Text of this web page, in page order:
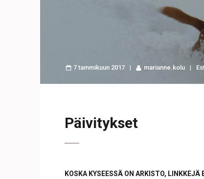
7 tammikuun 2017 marianne.kolu
Päivitykset
KOSKA KYSEESSÄ ON ARKISTO,